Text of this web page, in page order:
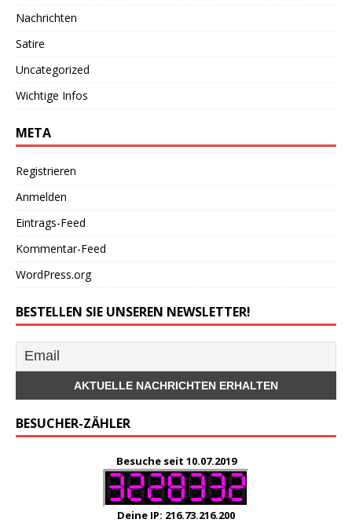
Nachrichten
Satire
Uncategorized
Wichtige Infos
META
Registrieren
Anmelden
Eintrags-Feed
Kommentar-Feed
WordPress.org
BESTELLEN SIE UNSEREN NEWSLETTER!
BESUCHER-ZÄHLER
Besuche seit 10.07.2019
Deine IP: 216.73.216.200